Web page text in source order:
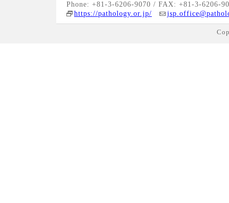
Phone: +81-3-6206-9070 / FAX: +81-3-6206-
https://pathology.or.jp/